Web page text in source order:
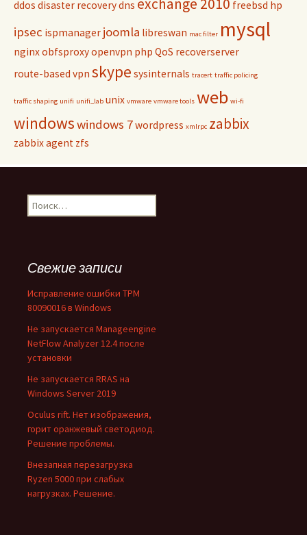
ddos disaster recoverydns exchange 2010 freebsd hp
ipsec ispmanager joomla libreswan mac filter mysql
nginxobfsproxyopenvpn php QoS recoverserver
route-based vpn skype sysinternals tracert traffic policing
traffic shaping unifi unifi_lab unix vmware vmware tools web wi-fi
windowswindows 7wordpress xmlrpc zabbix
zabbix agent zfs
Найти:
Свежие записи
Исправление ошибки TPM
80090016 в Windows
Не запускается Manageengine
NetFlow Analyzer 12.4 после
установки
Не запускается RRAS на
Windows Server 2019
Oculus rift. Нет изображения,
горит оранжевый светодиод.
Решение проблемы.
Внезапная перезагрузка
Ryzen 5000 при слабых
нагрузках. Решение.